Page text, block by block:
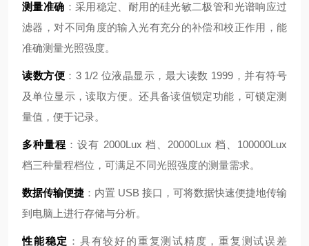
测量准确 ：采用稳定、耐用的硅光敏二极管和光谱响应过
滤器，对不同角度的输入光有充分的补偿和校正作用，能
准确测量光照强度。
读数方便 ：3 1/2 位液晶显示，最大读数 1999，并有符号
及单位显示，读取方便。还具备读值锁定功能，可锁定测
量值，便于记录。
多种量程 ：设有 2000Lux 档、20000Lux 档、100000Lux
档三种量程档位，可满足不同光照强度的测量需求。
数据传输便捷 ：内置 USB 接口，可将数据快速便捷地传输
到电脑上进行存储与分析。
性能稳定 ：具有较好的重复测试精度，重复测试误差